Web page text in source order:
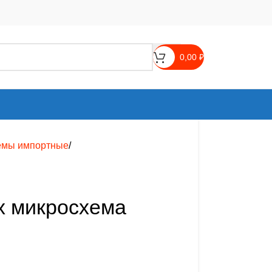
0,00 ₽
импортные
микросхема